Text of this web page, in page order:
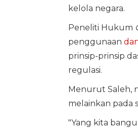
kelola negara.
Peneliti Hukum
penggunaan
prinsip-prinsip
regulasi.
Menurut Saleh,
melainkan pada
"Yang kita